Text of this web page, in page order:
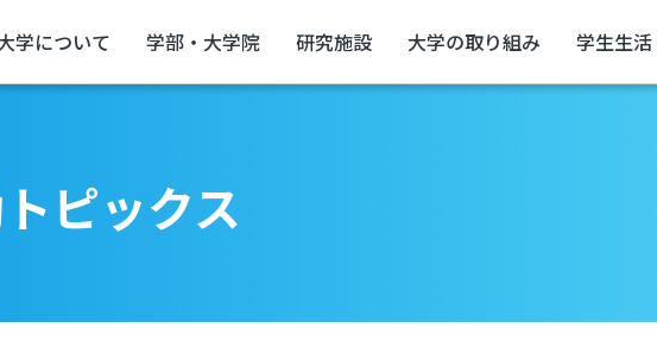
学について 学部・大学院 研究施設 大学の取り組み 学生生活
ピックス